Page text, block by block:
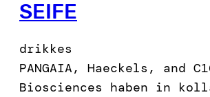
SEIFE
drikkes
PANGAIA, Haeckels, and
Biosciences haben in